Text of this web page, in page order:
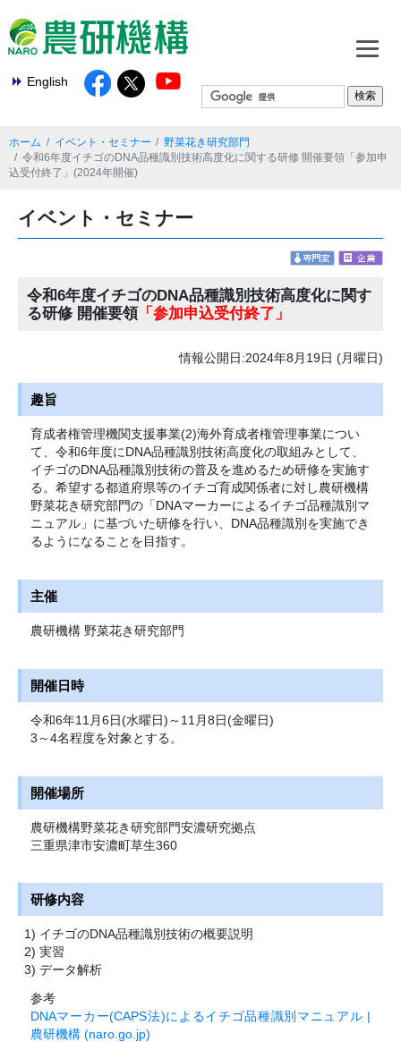
English
ホーム イベント・セミナー
野菜花き研究部門
令和6年度イチゴのDNA品種識別技術高度化に関する研修 開催要領「参加申
込受付終了」(2024年開催)
イベント・セミナー
令和6年度イチゴのDNA品種識別技術高度化に関す
る研修 開催要領「参加申込受付終了」
情報公開日:2024年8月19日 (月曜日)
趣旨
育成者権管理機関支援事業(2)海外育成者権管理事業につい
て、令和6年度にDNA品種識別技術高度化の取組みとして、
イチゴのDNA品種識別技術の普及を進めるため研修を実施す
る。希望する都道府県等のイチゴ育成関係者に対し農研機構
野菜花き研究部門の「DNAマーカーによるイチゴ品種識別マ
ニュアル」に基づいた研修を行い、DNA品種識別を実施でき
るようになることを目指す。
主催
農研機構 野菜花き研究部門
開催日時
令和6年11月6日(水曜日)～11月8日(金曜日)
3～4名程度を対象とする。
開催場所
農研機構野菜花き研究部門安濃研究拠点
三重県津市安濃町草生360
研修内容
イチゴのDNA品種識別技術の概要説明
実習
データ解析
参考
DNAマーカー(CAPS法)によるイチゴ品種識別マニュアル |
農研機構 (naro.go.jp)